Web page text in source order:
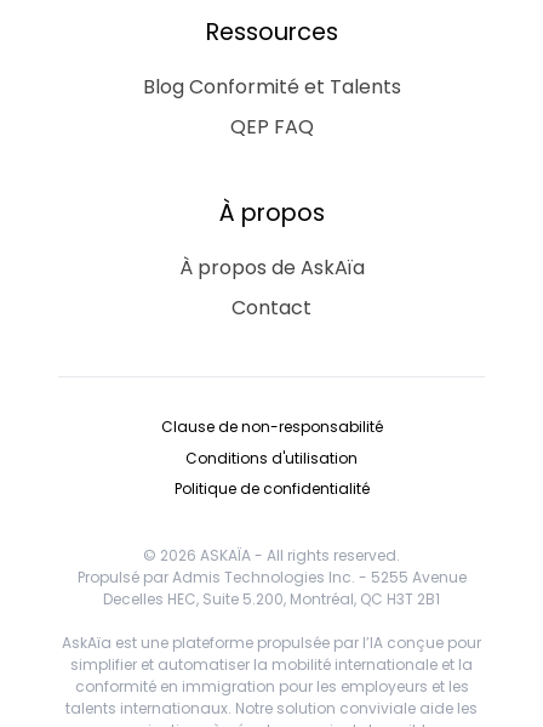
Ressources
Blog Conformité et Talents
QEP FAQ
À propos
À propos de AskAïa
Contact
Clause de non-responsabilité
Conditions d'utilisation
Politique de confidentialité
© 2026 ASKAÏA - All rights reserved.
Propulsé par Admis Technologies Inc. - 5255 Avenue
Decelles HEC, Suite 5.200, Montréal, QC H3T 2B1
AskAïa est une plateforme propulsée par l’IA conçue pour
simplifier et automatiser la mobilité internationale et la
conformité en immigration pour les employeurs et les
talents internationaux. Notre solution conviviale aide les